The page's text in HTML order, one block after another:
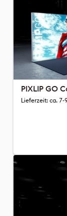
PIXLIP GO
Lieferzeit: ca. 7-